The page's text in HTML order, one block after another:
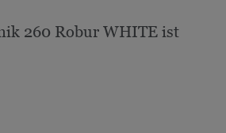
260 Robur WHITE ist